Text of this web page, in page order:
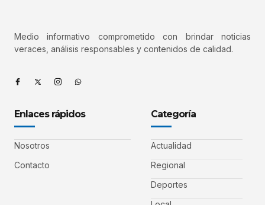
Medio informativo comprometido con brindar noticias
veraces, análisis responsables y contenidos de calidad.
Enlaces rápidos
Nosotros
Contacto
Categoría
Actualidad
Regional
Deportes